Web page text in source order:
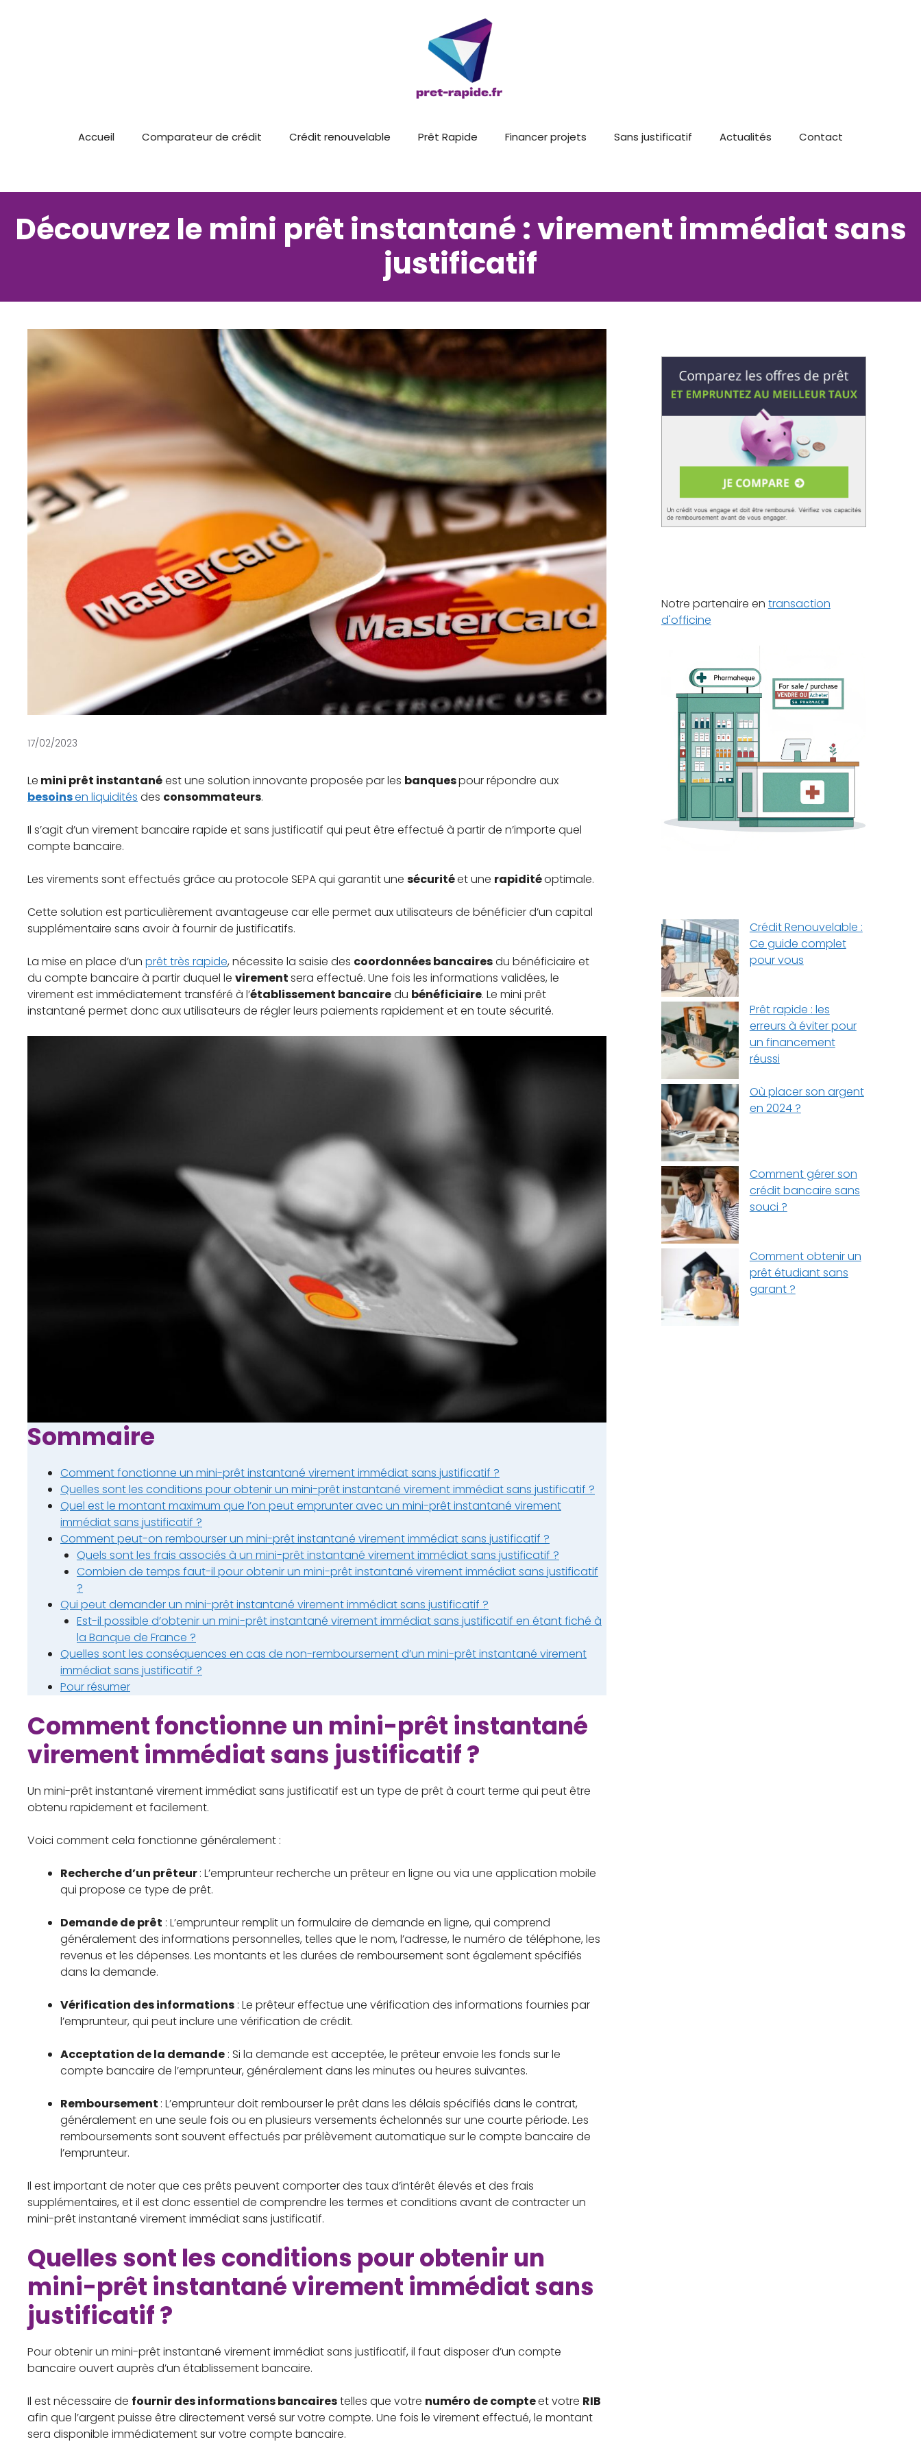
Accueil Comparateur de crédit Crédit renouvelable Prêt Rapide Financer projets Sans justificatif Actualités Contact
Découvrez le mini prêt instantané : virement immédiat sans
justificatif
17/02/2023
Le mini prêt instantanéest une solution innovante proposée par les banquespour répondre aux
besoinsen liquidités des consommateurs.
Il s’agit d’un virement bancaire rapide et sans justificatif qui peut être effectué à partir de n’importe quel
compte bancaire.
Les virements sont effectués grâce au protocole SEPA qui garantit une sécuritéet une rapiditéoptimale.
Cette solution est particulièrement avantageuse car elle permet aux utilisateurs de bénéficier d’un capital
supplémentaire sans avoir à fournir de justificatifs.
La mise en place d’un prêt très rapide, nécessite la saisie des coordonnées bancairesdu bénéficiaire et
du compte bancaire à partir duquel le virementsera effectué. Une fois les informations validées, le
virement est immédiatement transféré à l’établissement bancairedu bénéficiaire. Le mini prêt
instantané permet donc aux utilisateurs de régler leurs paiements rapidement et en toute sécurité.
Sommaire
Comment fonctionne un mini-prêt instantané virement immédiat sans justificatif ?
Quelles sont les conditions pour obtenir un mini-prêt instantané virement immédiat sans justificatif ?
Quel est le montant maximum que l’on peut emprunter avec un mini-prêt instantané virement
immédiat sans justificatif ?
Comment peut-on rembourser un mini-prêt instantané virement immédiat sans justificatif ?
Quels sont les frais associés à un mini-prêt instantané virement immédiat sans justificatif ?
Combien de temps faut-il pour obtenir un mini-prêt instantané virement immédiat sans justificatif
?
Qui peut demander un mini-prêt instantané virement immédiat sans justificatif ?
Est-il possible d’obtenir un mini-prêt instantané virement immédiat sans justificatif en étant fiché à
la Banque de France ?
Quelles sont les conséquences en cas de non-remboursement d’un mini-prêt instantané virement
immédiat sans justificatif ?
Pour résumer
Comment fonctionne un mini-prêt instantané
virement immédiat sans justificatif ?
Un mini-prêt instantané virement immédiat sans justificatif est un type de prêt à court terme qui peut être
obtenu rapidement et facilement.
Voici comment cela fonctionne généralement :
Recherche d’un prêteur: L’emprunteur recherche un prêteur en ligne ou via une application mobile
qui propose ce type de prêt.
Demande de prêt : L’emprunteur remplit un formulaire de demande en ligne, qui comprend
généralement des informations personnelles, telles que le nom, l’adresse, le numéro de téléphone, les
revenus et les dépenses. Les montants et les durées de remboursement sont également spécifiés
dans la demande.
Vérification des informations : Le prêteur effectue une vérification des informations fournies par
l’emprunteur, qui peut inclure une vérification de crédit.
Acceptation de la demande : Si la demande est acceptée, le prêteur envoie les fonds sur le
compte bancaire de l’emprunteur, généralement dans les minutes ou heures suivantes.
Remboursement : L’emprunteur doit rembourser le prêt dans les délais spécifiés dans le contrat,
généralement en une seule fois ou en plusieurs versements échelonnés sur une courte période. Les
remboursements sont souvent effectués par prélèvement automatique sur le compte bancaire de
l’emprunteur.
Il est important de noter que ces prêts peuvent comporter des taux d’intérêt élevés et des frais
supplémentaires, et il est donc essentiel de comprendre les termes et conditions avant de contracter un
mini-prêt instantané virement immédiat sans justificatif.
Quelles sont les conditions pour obtenir un
mini-prêt instantané virement immédiat sans
justificatif ?
Pour obtenir un mini-prêt instantané virement immédiat sans justificatif, il faut disposer d’un compte
bancaire ouvert auprès d’un établissement bancaire.
Il est nécessaire de fournir des informations bancairestelles que votre numéro de compteet votre RIB
afin que l’argent puisse être directement versé sur votre compte. Une fois le virement effectué, le montant
sera disponible immédiatement sur votre compte bancaire.
Notre partenaire en transaction
d'officine
Crédit Renouvelable :
Ce guide complet
pour vous
Prêt rapide : les
erreurs à éviter pour
un financement
réussi
Où placer son argent
en 2024 ?
Comment gérer son
crédit bancaire sans
souci ?
Comment obtenir un
prêt étudiant sans
garant ?